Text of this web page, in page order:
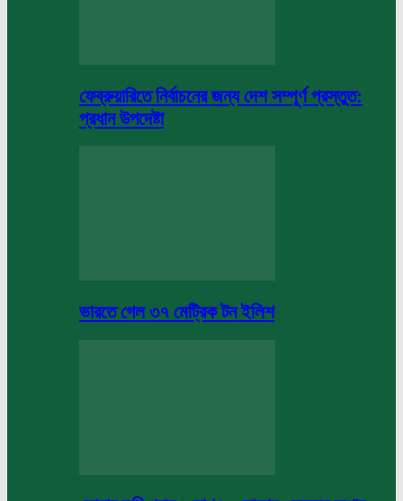
ফেব্রুয়ারিতে নির্বাচনের জন্য দেশ সম্পূর্ণ প্রস্তুত:
প্রধান উপদেষ্টা
ভারতে গেল ৩৭ মেট্রিক টন ইলিশ